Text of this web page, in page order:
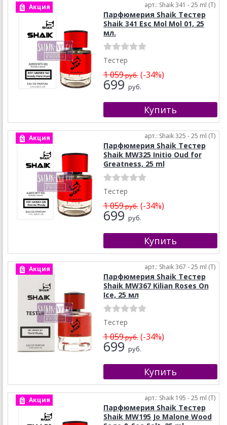
Акция арт.: Shaik 341 - 25 ml (T)
Парфюмерия Shaik Тестер
Shaik 341 Esc Mol Mol 01, 25
мл.
Тестер
1 059руб.(-34%)
699 руб.
Акция арт.: Shaik 325 - 25 ml (T)
Парфюмерия Shaik Тестер
Shaik MW325 Initio Oud for
Greatness, 25 ml
Тестер
1 059руб.(-34%)
699 руб.
Акция арт.: Shaik 367 - 25 ml (T)
Парфюмерия Shaik Тестер
Shaik MW367 Kilian Roses On
Ice, 25 мл
Тестер
1 059руб.(-34%)
699 руб.
Акция арт.: Shaik 195 - 25 ml (T)
Парфюмерия Shaik Тестер
Shaik MW195 Jo Malone Wood